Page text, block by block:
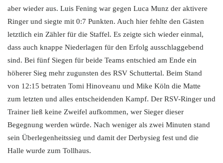
aber wieder aus. Luis Fening war gegen Luca Munz der aktivere
Ringer und siegte mit 0:7 Punkten. Auch hier fehlte den Gästen
letztlich ein Zähler für die Staffel. Es zeigte sich wieder einmal,
dass auch knappe Niederlagen für den Erfolg ausschlaggebend
sind. Bei fünf Siegen für beide Teams entschied am Ende ein
höherer Sieg mehr zugunsten des RSV Schuttertal. Beim Stand
von 12:15 betraten Tomi Hinoveanu und Mike Köln die Matte
zum letzten und alles entscheidenden Kampf. Der RSV-Ringer und
Trainer ließ keine Zweifel aufkommen, wer Sieger dieser
Begegnung werden würde. Nach weniger als zwei Minuten stand
sein Überlegenheitssieg und damit der Derbysieg fest und die
Halle wurde zum Tollhaus.